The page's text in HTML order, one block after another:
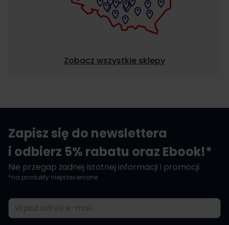
Zobacz wszystkie sklepy
Zapisz się do newslettera
i odbierz 5% rabatu oraz Ebook!*
Nie przegap żadnej istotnej informacji i promocji.
*na produkty nieprzecenione
Adres e-mail